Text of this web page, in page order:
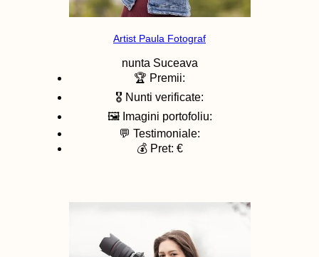
Artist Paula Fotograf
nunta Suceava
🏆 Premii:
🎖️ Nunti verificate:
🖼️ Imagini portofoliu:
💬 Testimoniale:
💰 Pret: €